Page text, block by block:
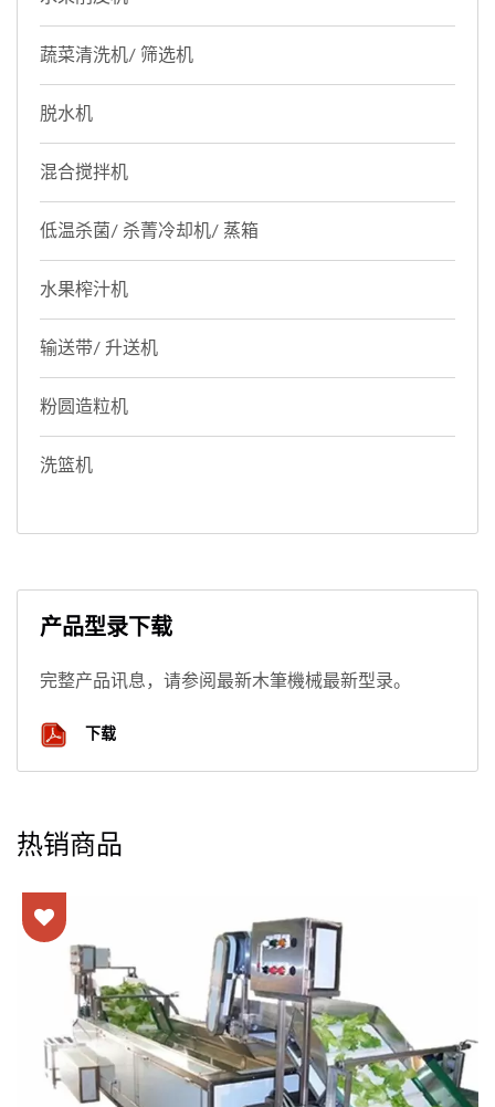
蔬菜清洗机/ 筛选机
脱水机
混合搅拌机
低温杀菌/ 杀菁冷却机/ 蒸箱
水果榨汁机
输送带/ 升送机
粉圆造粒机
洗篮机
产品型录下载
完整产品讯息，请参阅最新木筆機械最新型录。
下载
热销商品